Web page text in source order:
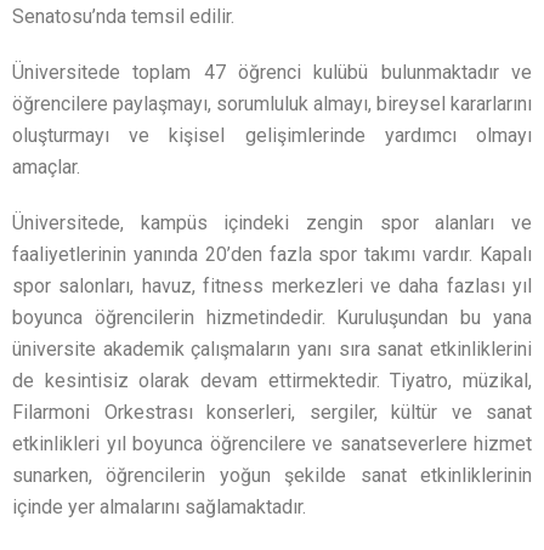
Senatosu’nda temsil edilir.
Üniversitede toplam 47 öğrenci kulübü bulunmaktadır ve
öğrencilere paylaşmayı, sorumluluk almayı, bireysel kararlarını
oluşturmayı ve kişisel gelişimlerinde yardımcı olmayı
amaçlar.
Üniversitede, kampüs içindeki zengin spor alanları ve
faaliyetlerinin yanında 20’den fazla spor takımı vardır. Kapalı
spor salonları, havuz, fitness merkezleri ve daha fazlası yıl
boyunca öğrencilerin hizmetindedir. Kuruluşundan bu yana
üniversite akademik çalışmaların yanı sıra sanat etkinliklerini
de kesintisiz olarak devam ettirmektedir. Tiyatro, müzikal,
Filarmoni Orkestrası konserleri, sergiler, kültür ve sanat
etkinlikleri yıl boyunca öğrencilere ve sanatseverlere hizmet
sunarken, öğrencilerin yoğun şekilde sanat etkinliklerinin
içinde yer almalarını sağlamaktadır.